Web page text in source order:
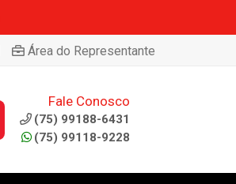
Área do Representante
Fale Conosco
(75) 99188-6431
(75) 99118-9228